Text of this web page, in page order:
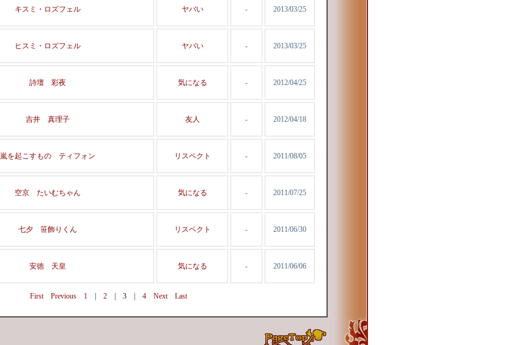
キスミ・ロズフェル ヤバい - 2013/03/25
ヒスミ・ロズフェル ヤバい - 2013/03/25
詩壇 彩夜 気になる - 2012/04/25
吉井 真理子 友人 - 2012/04/18
嵐を起こすもの ティフォン リスペクト - 2011/08/05
空京 たいむちゃん 気になる - 2011/07/25
七夕 笹飾りくん リスペクト - 2011/06/30
安徳 天皇 気になる - 2011/06/06
First Previous 1| 2| 3| 4 Next Last